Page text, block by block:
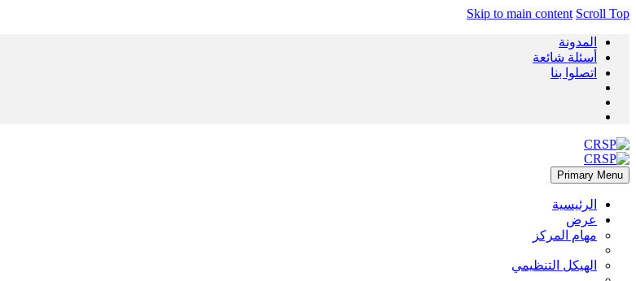
Skip to main content Scroll Top
المدونة
أسئلة شائعة
اتصلوا بنا
Primary Menu
الرئيسية
عرض
مهام المركز
الهيكل التنظيمي